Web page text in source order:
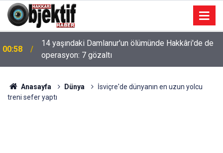
00:58
14 yaşındaki Damlanur'un ölümünde Hakkâri'de de
operasyon: 7 gözaltı
Anasayfa Dünya
İsviçre'de dünyanın en uzun yolcu
treni sefer yaptı